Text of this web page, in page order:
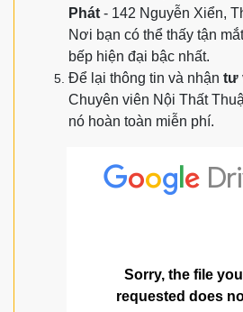
Phát - 142 Nguyễn Xiển,
Nơi bạn có thể thấy tận
bếp hiện đại bậc nhất.
Để lại thông tin và nhận tư
Chuyên viên Nội Thất
nó hoàn toàn miễn phí.